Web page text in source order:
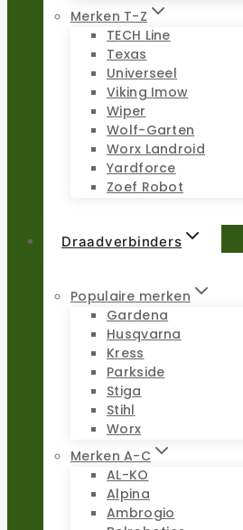
Merken T-Z
TECH Line
Texas
Universeel
Viking Imow
Wiper
Wolf-Garten
Worx Landroid
Yardforce
Zoef Robot
Draadverbinders
Populaire merken
Gardena
Husqvarna
Kress
Parkside
Stiga
Stihl
Worx
Merken A-C
AL-KO
Alpina
Ambrogio